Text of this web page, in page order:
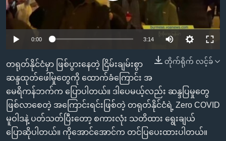
ကျော်
ကြည့်
ရှာဖွေ
ရန်
နေရာ
သို့
ကျော်
ရန်
ဗွီအိုအေ လူမှုကွန်ယက်များ
ဘာသာစကားများ
0:00 3:14
တိုက်ရိုက် လင့်ခ်
တရုတ်နိုင်ငံမှာ ဖြစ်ပွားနေတဲ့ ငြိမ်းချမ်းစွာ
ဆန္ဒထုတ်ဖေါ်မှုတွေကို ထောက်ခံကြောင်း အ
မေရိကန်ဘက်က ပြောပါတယ်။ ဒါပေမယ့်လည်း ဆန္ဒပြမှုတွေ
ဖြစ်လာစေတဲ့ အကြောင်းရင်းဖြစ်တဲ့ တရုတ်နိုင်ငံရဲ့ Zero COVID
မူဝါဒနဲ့ ပတ်သတ်ပြီးတော့ စကားလုံး သတိထား ရွေးချယ်
ပြောဆိုပါတယ်။ ကိုအောင်အောင်က တင်ပြပေးထားပါတယ်။